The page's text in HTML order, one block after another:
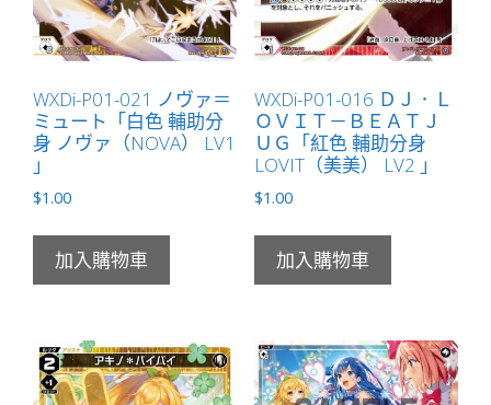
WXDi-P01-021 ノヴァ＝
ミュート「白色 輔助分
身 ノヴァ（NOVA） LV1
」
$1.00
加入購物車
WXDi-P01-016 ＤＪ．Ｌ
ＯＶＩＴ－ＢＥＡＴＪ
ＵＧ「紅色 輔助分身
LOVIT（美美） LV2 」
$1.00
加入購物車